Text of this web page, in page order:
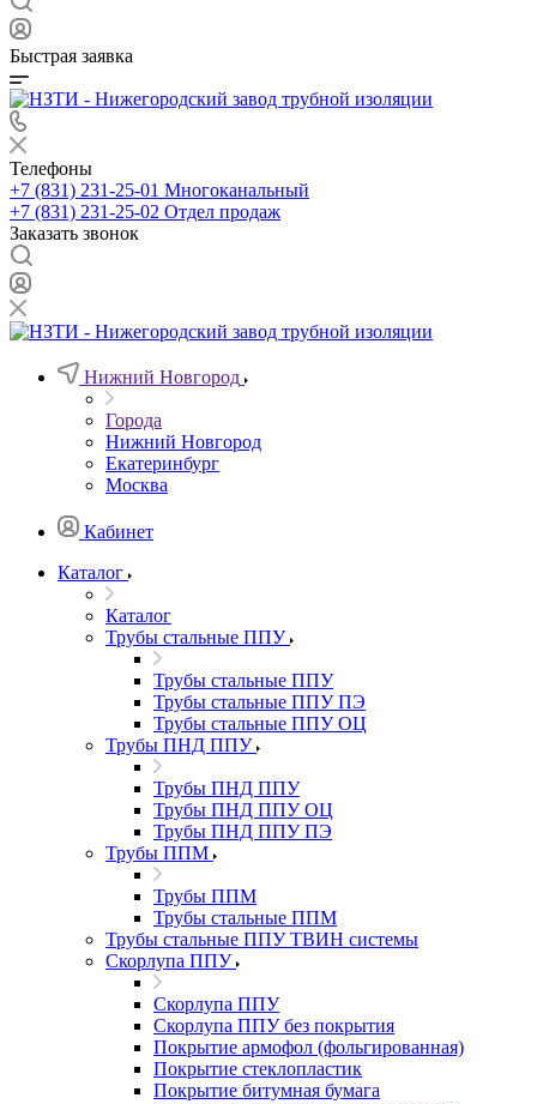
Быстрая заявка
Телефоны
+7 (831) 231-25-01 Многоканальный
+7 (831) 231-25-02 Отдел продаж
Заказать звонок
Нижний Новгород
Города
Нижний Новгород
Екатеринбург
Москва
Кабинет
Каталог
Каталог
Трубы стальные ППУ
Трубы стальные ППУ
Трубы стальные ППУ ПЭ
Трубы стальные ППУ ОЦ
Трубы ПНД ППУ
Трубы ПНД ППУ
Трубы ПНД ППУ ОЦ
Трубы ПНД ППУ ПЭ
Трубы ППМ
Трубы ППМ
Трубы стальные ППМ
Трубы стальные ППУ ТВИН системы
Скорлупа ППУ
Скорлупа ППУ
Скорлупа ППУ без покрытия
Покрытие армофол (фольгированная)
Покрытие стеклопластик
Покрытие битумная бумага